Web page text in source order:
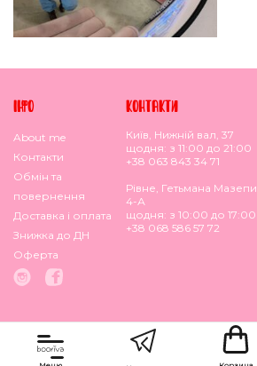
IНФО
About me
Контакти
Обмiн та
повернення
Доставка i оплата
Знижка до ДН
Оферта
КОНТАКТИ
Київ, Нижній вал, 37
щодня: з 11:00 до 21:00
+38 063 843 34 71
Рівне, Гетьмана Мазепи
4-А
щодня: з 10:00 до 17:00
+38 068 586 57 72